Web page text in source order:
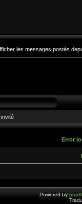
les messages postés
Error
Powered by